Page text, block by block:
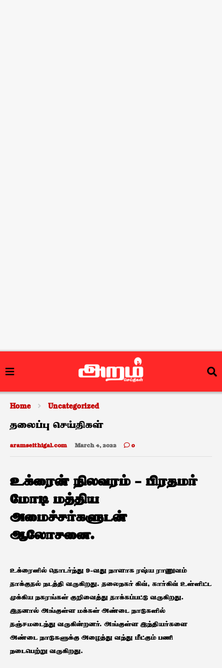
Home Uncategorized
தலைப்பு செய்திகள்
aramseithigal.com March 4, 2022 0
உக்ரைன் நிலவரம் – பிரதமர்
மோடி மத்திய
அமைச்சர்களுடன்
ஆலோசனை.
உக்ரைனில் தொடர்ந்து 9-வது நாளாக ரஷ்ய ராணுவம்
தாக்குதல் நடத்தி வருகிறது. தலைநகர் கிவ், கார்கிவ் உள்ளிட்ட
முக்கிய நகரங்கள் குறிவைத்து தாக்கப்பட்டு வருகிறது.
இதனால் அங்குள்ள மக்கள் அண்டை நாடுகளில்
தஞ்சமடைந்து வருகின்றனர். அங்குள்ள இந்தியர்களை
அண்டை நாடுகளுக்கு அழைத்து வந்து மீட்கும் பணி
நடைபெற்று வருகிறது.